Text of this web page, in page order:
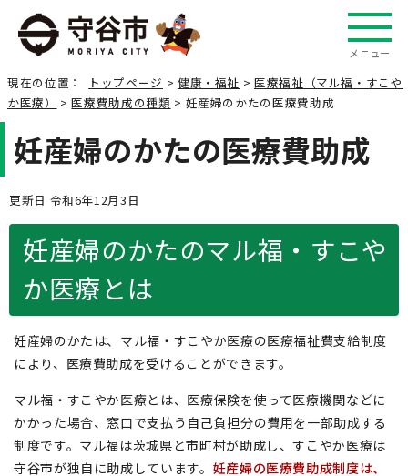
メニュー
現在の位置： トップページ > 健康・福祉 >医療福祉（マル福・すこや
か医療）
>医療費助成の種類 > 妊産婦のかたの医療費助成
妊産婦のかたの医療費助成
更新日 令和6年12月3日
妊産婦のかたのマル福・すこや
か医療とは
妊産婦のかたは、マル福・すこやか医療の医療福祉費支給制度
により、医療費助成を受けることができます。
マル福・すこやか医療とは、医療保険を使って医療機関などに
かかった場合、窓口で支払う自己負担分の費用を一部助成する
制度です。マル福は茨城県と市町村が助成し、すこやか医療は
守谷市が独自に助成しています。 妊産婦の医療費助成制度は、